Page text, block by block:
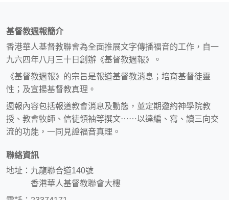
基督教週報簡介
香港華人基督教聯會為全面推展文字傳播福音的工作，自一
九六四年八月三十日創辦《基督教週報》。
《基督教週報》的宗旨是報道基督教消息；培育基督徒靈
性；及宣揚基督教真理。
週報內容包括報道教會消息及動態，並定期邀約神學院教
授、教會牧師、信徒領袖等撰文⋯⋯以達編、寫、讀三向交
流的功能，一同見證福音真理。
聯絡資訊
地址：九龍聯合道140號
香港華人基督教聯會大樓